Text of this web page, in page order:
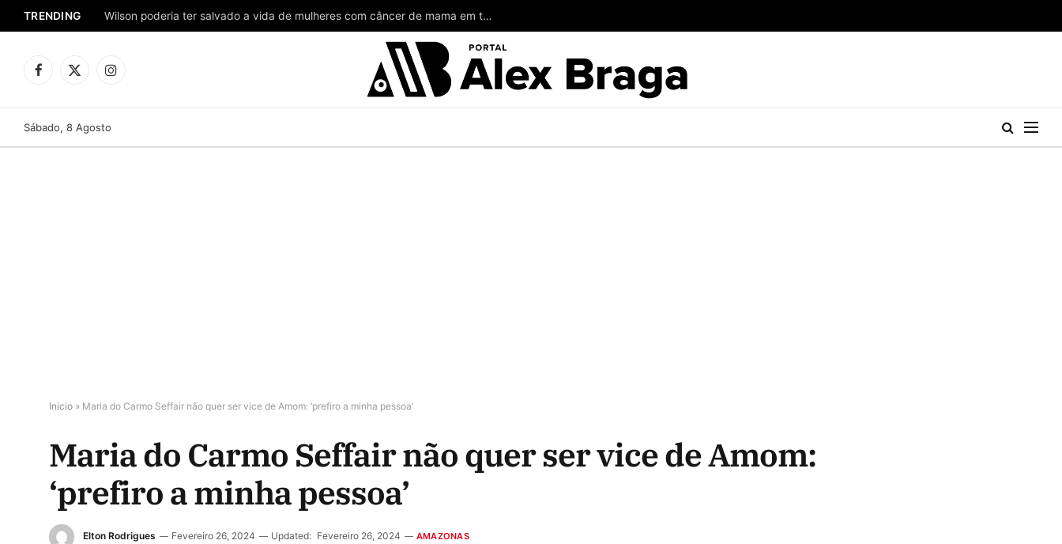
TRENDING Wilson poderia ter salvado a vida de mulheres com câncer de mama em todo o Amazonas
Facebook
X
Instagram
Sábado, 8 Agosto
Início » Maria do Carmo Seffair não quer ser vice de Amom: ‘prefiro a minha pessoa’
Maria do Carmo Seffair não quer ser vice de Amom:
‘prefiro a minha pessoa’
Elton Rodrigues Fevereiro 26, 2024 Updated: Fevereiro 26, 2024 AMAZONAS